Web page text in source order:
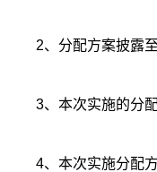
2、分配方案披露
3、本次实施的分
4、本次实施分配